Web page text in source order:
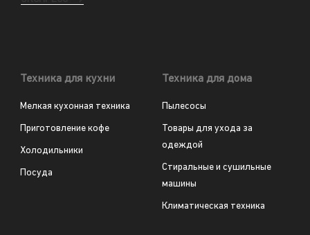
Техника для кухни
Мелкая кухонная техника
Приготовление кофе
Холодильники
Посуда
Техника для дома
Пылесосы
Товары для ухода за
одеждой
Стиральные и сушильные
машины
Климатическая техника